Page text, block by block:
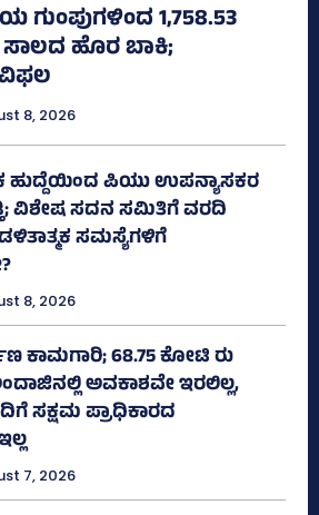
ಗುಂಪುಗಳಿಂದ 1,758.53
ಹೊರ ಬಾಕಿ;
8, 2026
ಹುದ್ದೆಯಿಂದ ಪಿಯು ಉಪನ್ಯಾಸಕರ
ವಿಶೇಷ ಸದನ ಸಮಿತಿಗೆ ವರದಿ
ಸಮಸ್ಯೆಗಳಿಗೆ
8, 2026
ಕಾಮಗಾರಿ; 68.75 ಕೋಟಿ ರು
ಅವಕಾಶವೇ ಇರಲಿಲ್ಲ,
ಸಕ್ಷಮ ಪ್ರಾಧಿಕಾರದ
7, 2026